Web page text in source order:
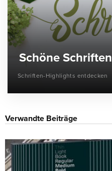
Schöne Schriften
Schriften-Highlights entdecken
Verwandte Beiträge